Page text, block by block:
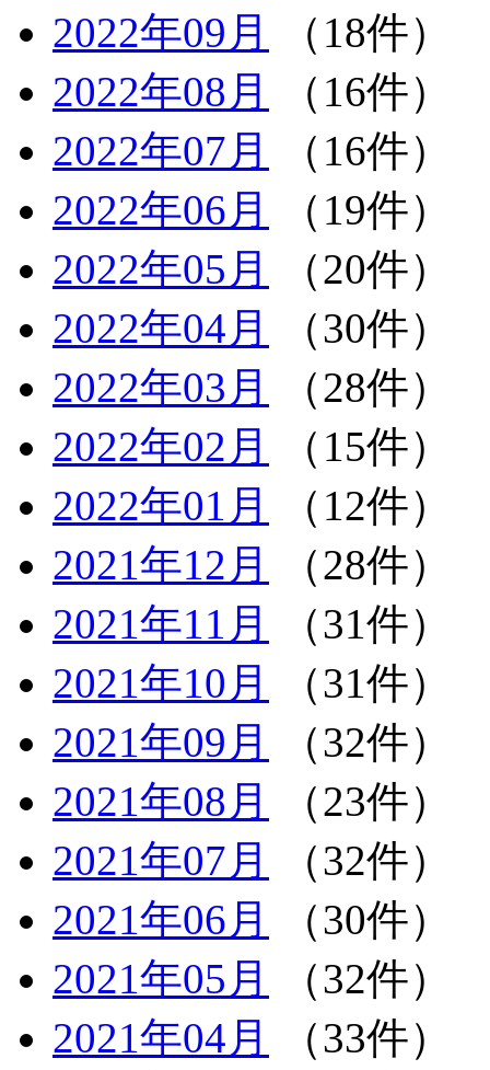
2022年09月
（18件）
2022年08月
（16件）
2022年07月
（16件）
2022年06月
（19件）
2022年05月
（20件）
2022年04月
（30件）
2022年03月
（28件）
2022年02月
（15件）
2022年01月
（12件）
2021年12月
（28件）
2021年11月
（31件）
2021年10月
（31件）
2021年09月
（32件）
2021年08月
（23件）
2021年07月
（32件）
2021年06月
（30件）
2021年05月
（32件）
2021年04月
（33件）